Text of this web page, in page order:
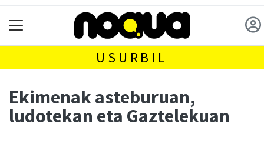
USURBIL
Ekimenak asteburuan,
ludotekan eta Gaztelekuan